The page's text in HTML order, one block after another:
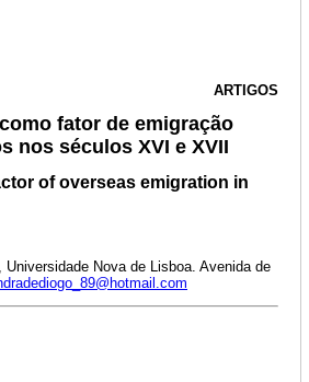
ARTIGOS
fator de emigração
nos séculos XVI e XVII
of overseas emigration in
Nova de Lisboa. Avenida de